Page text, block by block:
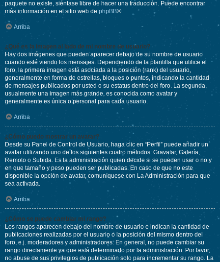
paquete no existe, siéntase libre de hacer una traducción. Puede encontrar
más información en el sitio web de phpBB®
Arriba
¿Qué es la imagen al lado de mi nombre de usuario?
Hay dos imágenes que pueden aparecer debajo de su nombre de usuario
cuando esté viendo los mensajes. Dependiendo de la plantilla que utilice el
foro, la primera imagen está asociada a la posición (rank) del usuario,
generalmente en forma de estrellas, bloques o puntos, indicando la cantidad
de mensajes publicados por usted o su estatus dentro del foro. La segunda,
usualmente una imagen más grande, es conocida como avatar y
generalmente es única o personal para cada usuario.
Arriba
¿Cómo puedo mostrar un avatar?
Desde su Panel de Control de Usuario, haga clic en “Perfil” puede añadir un
avatar utilizando uno de los siguientes cuatro métodos: Gravatar, Galería,
Remoto o Subida. Es la administración quien decide si se pueden usar o no y
en que tamaño y peso pueden ser publicadas. En caso de que no este
disponible la opción de avatar, comuníquese con La Administración para que
sea activada.
Arriba
¿Cómo se puede cambiar mi rango?
Los rangos aparecen debajo del nombre de usuario e indican la cantidad de
publicaciones realizadas por el usuario o la posición del mismo dentro del
foro, e.j. moderadores y administradores. En general, no puede cambiar su
rango directamente ya que está determinado por la administración. Por favor,
no abuse de sus privilegios de publicación solo para incrementar su rango. La